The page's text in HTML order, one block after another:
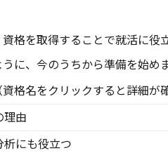
格を取得することで就活に役
に、今のうちから準備を始め
（資格名をクリックすると詳細が
理由
にも役立つ